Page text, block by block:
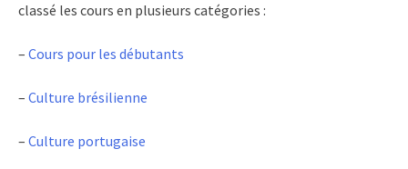
classé les cours en plusieurs catégories :
– Cours pour les débutants
– Culture brésilienne
– Culture portugaise